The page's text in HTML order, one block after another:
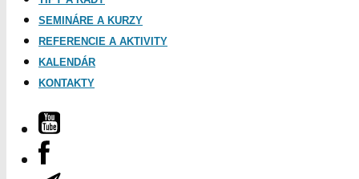
SEMINÁRE A KURZY
REFERENCIE A AKTIVITY
KALENDÁR
KONTAKTY